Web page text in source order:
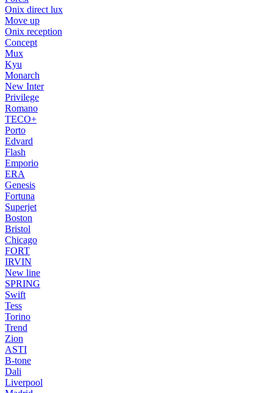
Onix direct lux
Move up
Onix reception
Concept
Mux
Kyu
Monarch
New Inter
Privilege
Romano
TECO+
Porto
Edvard
Flash
Emporio
ERA
Genesis
Fortuna
Superjet
Boston
Bristol
Chicago
FORT
IRVIN
New line
SPRING
Swift
Tess
Torino
Trend
Zion
ASTI
B-tone
Dali
Liverpool